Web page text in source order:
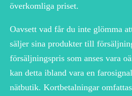
överkomliga priset.
Oavsett vad får du inte glömma
säljer sina produkter till
försäljningspris som anses vara
kan detta ibland vara en
nätbutik. Kortbetalningar